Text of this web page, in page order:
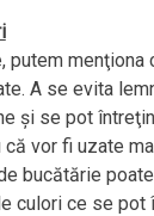
putem
A se evita
şi se pot
vor fi uzate
bucătărie
culori ce se pot